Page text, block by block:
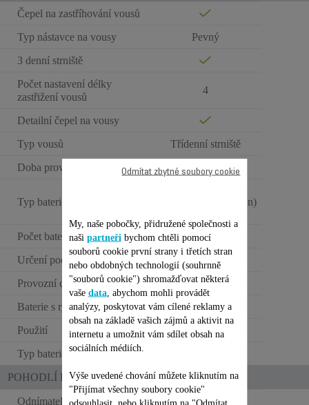
Čepel na zastříhování vousů
Typ nástavce na vousy
Pevný
3 denní strniště
Počet nastavení délky
zastřižení vousů
4
Detailní čepel na vousy
Typ vousů
Třídenní strniště
Doba provozu
120 min
Typ baterie
dlouhotrvající (Li-Ion)
Počet baterií
1
Určení podle pohlaví
Muži
Provozní doba
120 min.
Baterie s rychlým dobitím
Použití
Bezdrátový provoz
Typ baterie
POHODLÍ PŘI POUŽITÍ
Odnímatelná holicí hlava
My, naše pobočky, přidružené společnosti a
naši partneři bychom chtěli pomocí
souborů cookie první strany i třetích stran
nebo obdobných technologií (souhrnně
"souborů cookie") shromažďovat některá
vaše data, abychom mohli provádět
analýzy, poskytovat vám cílené reklamy a
obsah na základě vašich zájmů a aktivit na
internetu a umožnit vám sdílet obsah na
sociálních médiích.
Výše uvedené chování můžete kliknutím na
"Přijímat všechny soubory cookie"
odsouhlasit, nebo kliknutím na "Odmítat
Odmítat zbytné soubory cookie